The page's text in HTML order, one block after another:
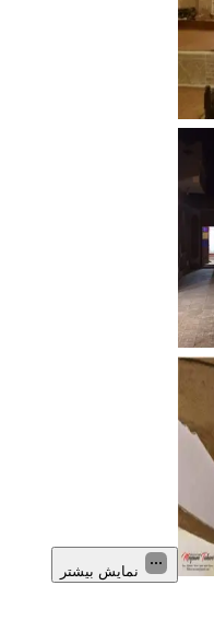
نمایش بیشتر